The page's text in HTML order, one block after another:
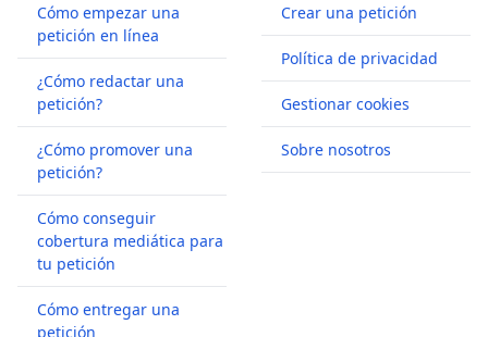
Cómo empezar una
petición en línea
¿Cómo redactar una
petición?
¿Cómo promover una
petición?
Cómo conseguir
cobertura mediática para
tu petición
Cómo entregar una
petición
Crear una petición
Política de privacidad
Gestionar cookies
Sobre nosotros